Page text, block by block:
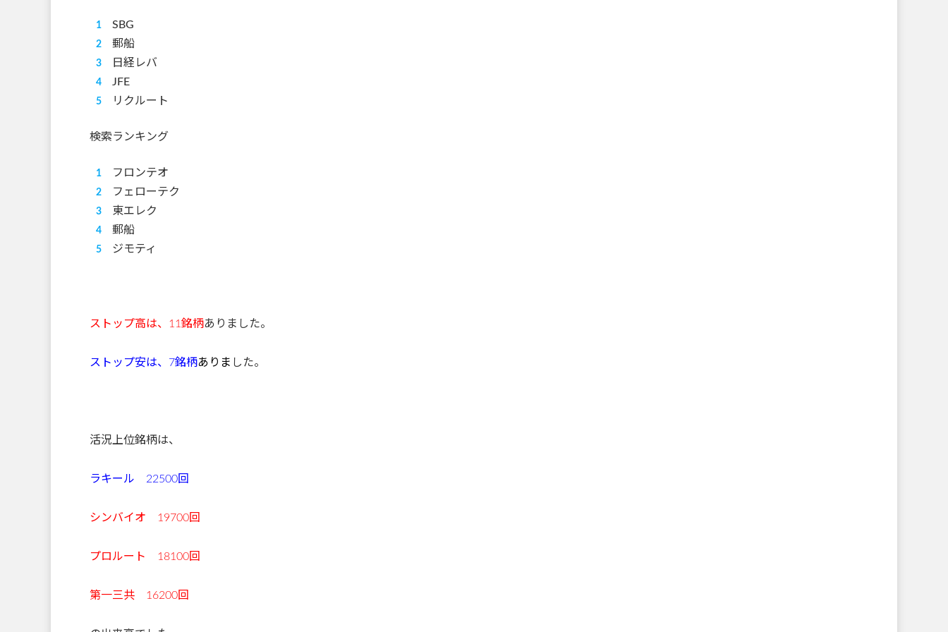
SBG
郵船
日経レバ
JFE
リクルート
検索ランキング
フロンテオ
フェローテク
東エレク
郵船
ジモティ
ストップ高は、11銘柄ありました。
ストップ安は、7銘柄ありま した。
活況上位銘柄は、
ラキール 22500回
シンバイオ 19700回
プロルート 18100回
第一三共 16200回